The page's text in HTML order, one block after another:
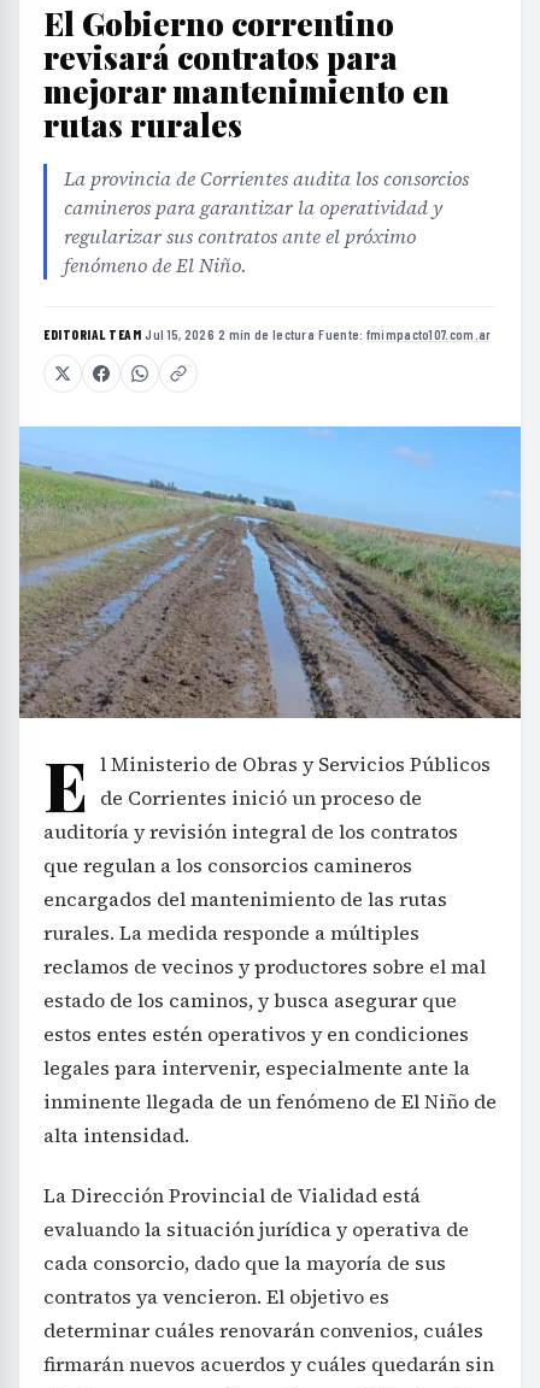
El Gobierno correntino
revisará contratos para
mejorar mantenimiento en
rutas rurales
La provincia de Corrientes audita los consorcios
camineros para garantizar la operatividad y
regularizar sus contratos ante el próximo
fenómeno de El Niño.
EDITORIAL TEAM·Jul 15, 2026·2 min de lectura·Fuente: fmimpacto107.com.ar
E l Ministerio de Obras y Servicios Públicos
de Corrientes inició un proceso de
auditoría y revisión integral de los contratos
que regulan a los consorcios camineros
encargados del mantenimiento de las rutas
rurales. La medida responde a múltiples
reclamos de vecinos y productores sobre el mal
estado de los caminos, y busca asegurar que
estos entes estén operativos y en condiciones
legales para intervenir, especialmente ante la
inminente llegada de un fenómeno de El Niño de
alta intensidad.
La Dirección Provincial de Vialidad está
evaluando la situación jurídica y operativa de
cada consorcio, dado que la mayoría de sus
contratos ya vencieron. El objetivo es
determinar cuáles renovarán convenios, cuáles
firmarán nuevos acuerdos y cuáles quedarán sin